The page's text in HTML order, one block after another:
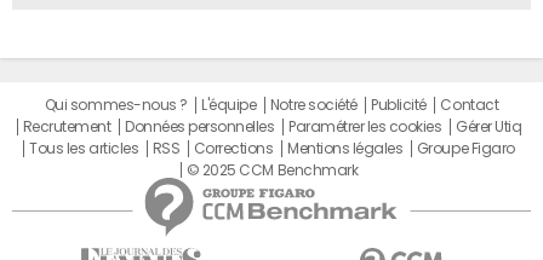
Qui sommes-nous ? L'équipe Notre société Publicité
Contact
Recrutement
Données personnelles Paramétrer les cookies
Gérer Utiq
Tous les articles
RSS Corrections Mentions légales
Groupe Figaro
© 2025 CCM Benchmark